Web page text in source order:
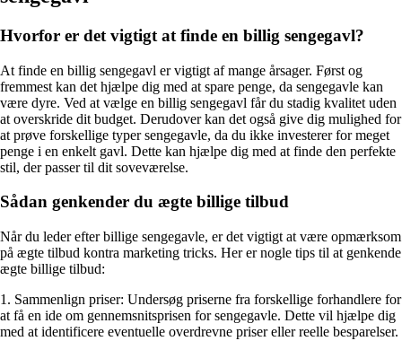
Hvorfor er det vigtigt at finde en billig sengegavl?
At finde en billig sengegavl er vigtigt af mange årsager. Først og
fremmest kan det hjælpe dig med at spare penge, da sengegavle kan
være dyre. Ved at vælge en billig sengegavl får du stadig kvalitet uden
at overskride dit budget. Derudover kan det også give dig mulighed for
at prøve forskellige typer sengegavle, da du ikke investerer for meget
penge i en enkelt gavl. Dette kan hjælpe dig med at finde den perfekte
stil, der passer til dit soveværelse.
Sådan genkender du ægte billige tilbud
Når du leder efter billige sengegavle, er det vigtigt at være opmærksom
på ægte tilbud kontra marketing tricks. Her er nogle tips til at genkende
ægte billige tilbud:
1. Sammenlign priser: Undersøg priserne fra forskellige forhandlere for
at få en ide om gennemsnitsprisen for sengegavle. Dette vil hjælpe dig
med at identificere eventuelle overdrevne priser eller reelle besparelser.